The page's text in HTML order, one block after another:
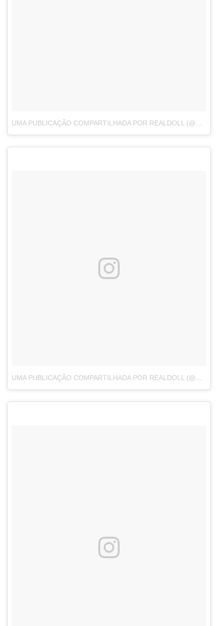
UMA PUBLICAÇÃO COMPARTILHADA POR REALDOLL (@ABYSSREALDOLL)
UMA PUBLICAÇÃO COMPARTILHADA POR REALDOLL (@ABYSSREALDOLL)